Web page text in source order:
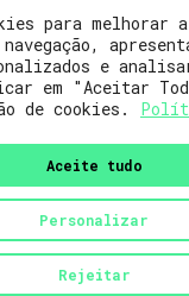
para melhorar
e
em "Aceitar
de cookies.
Personalizar
Rejeitar
Aceite tudo
ou suporte, envie
Todos os